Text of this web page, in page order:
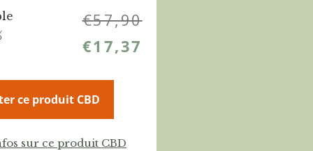
€57,90
€17,37
ce produit CBD
sur ce produit CBD